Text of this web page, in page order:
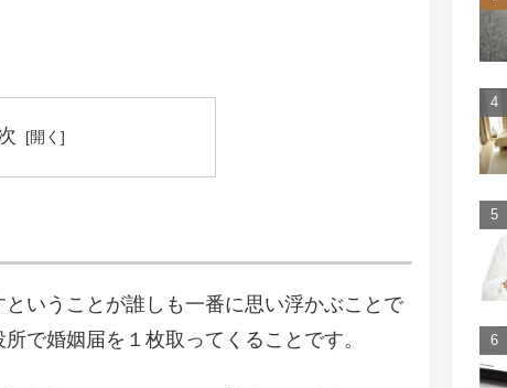
いうことが誰しも一番に思い浮かぶことで
で婚姻届を１枚取ってくることです。